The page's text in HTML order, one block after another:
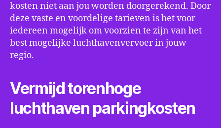
kosten niet aan jou worden doorgerekend. Door
deze vaste en voordelige tarieven is het voor
iedereen mogelijk om voorzien te zijn van het
best mogelijke luchthavenvervoer in jouw
regio.
Vermijd torenhoge
luchthaven parkingkosten